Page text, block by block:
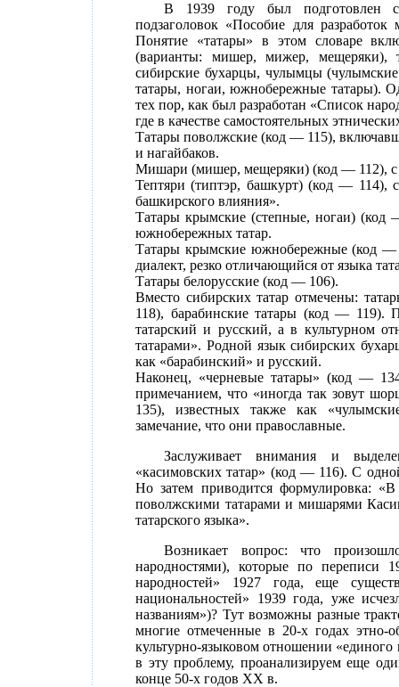
В 1939 году был подготовлен
подзаголовок «Пособие для
Понятие «татары» в этом словаре
(варианты: мишер, мижер, мещеряки),
сибирские бухарцы, чулымцы
татары, ногаи, южнобережные татары).
тех пор, как был разработан «Список
где в качестве самостоятельных
Татары поволжские (код — 115),
и нагайбаков.
Мишари (мишер, мещеряки) (код — 112),
Тептяри (типтэр, башкурт) (код — 114),
башкирского влияния».
Татары крымские (степные, ногаи)
южнобережных татар.
Татары крымские южнобережные (код
диалект, резко отличающийся от языка
Татары белорусские (код — 106).
Вместо сибирских татар отмечены:
118), барабинские татары (код — 119).
татарский и русский, а в культурном
татарами». Родной язык сибирских
как «барабинский» и русский.
Наконец, «черневые татары» (код —
примечанием, что «иногда так зовут
135), известных также как
замечание, что они православные.
Заслуживает внимания и
«касимовских татар» (код — 116). С
Но затем приводится формулировка:
поволжскими татарами и мишарями
татарского языка».
Возникает вопрос: что
народностями), которые по переписи
народностей» 1927 года, еще
национальностей» 1939 года, уже
названиям»)? Тут возможны разные
многие отмеченные в 20-х годах этно-
культурно-языковом отношении
в эту проблему, проанализируем еще
конце 50-х годов XX в.